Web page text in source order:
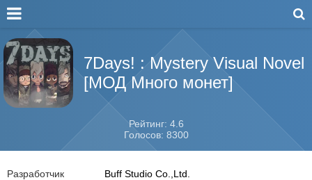
7Days! : Mystery Visual Novel
[МОД Много монет]
Рейтинг: 4.6
Голосов: 8300
Разработчик Buff Studio Co.,Ltd.